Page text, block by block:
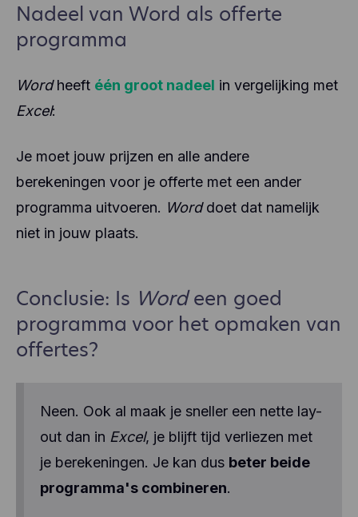
Nadeel van Word als offerte
programma
Wordheeft één groot nadeel in vergelijking met
Excel:
Je moet jouw prijzen en alle andere
berekeningen voor je offerte met een ander
programma uitvoeren. Worddoet dat namelijk
niet in jouw plaats.
Conclusie: Is Wordeen goed
programma voor het opmaken van
offertes?
Neen. Ook al maak je sneller een nette lay-
out dan in Excel, je blijft tijd verliezen met
je berekeningen. Je kan dus beter beide
programma's combineren.